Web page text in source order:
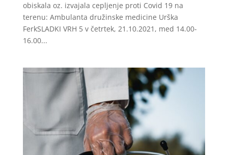
obiskala oz. izvajala cepljenje proti Covid 19 na
terenu: Ambulanta družinske medicine Urška
FerkSLADKI VRH 5 v četrtek, 21.10.2021, med 14.00-
16.00...